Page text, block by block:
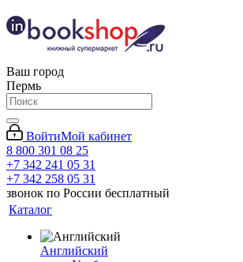
Ваш город
Пермь
ВойтиМой кабинет
8 800 301 08 25
+7 342 241 05 31
+7 342 258 05 31
звонок по России бесплатный
Каталог
Английский